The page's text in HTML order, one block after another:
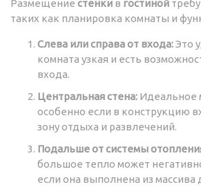
Размещение стенки в гостиной
таких как планировка комнаты и
Слева или справа от входа:Это
комната узкая и есть
входа.
Центральная стена: Идеальное
особенно если в конструкцию
зону отдыха и развлечений.
Подальше от системы
большое тепло может
если она выполнена из массива